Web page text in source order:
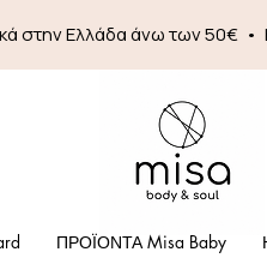
στην Ελλάδα άνω των 50€ •
ΠΡΟΪΟΝΤΑ Misa Baby